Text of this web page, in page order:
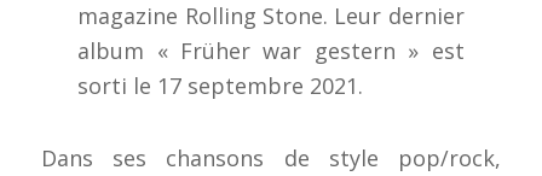
magazine Rolling Stone. Leur dernier
album « Früher war gestern » est
sorti le 17 septembre 2021.
Dans ses chansons de style pop/rock,